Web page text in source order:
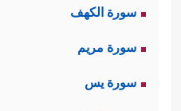
سورة الكهف
سورة مريم
سورة يس